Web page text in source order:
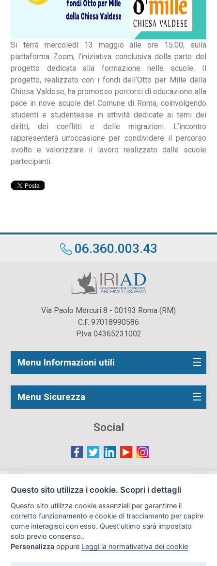
Si terrà mercoledì 13 maggio alle ore 15.00, sulla
piattaforma Zoom, l’iniziativa conclusiva della parte del
progetto dedicata alla formazione nelle scuole. Il
progetto, realizzato con i fondi dell’Otto per Mille della
Chiesa Valdese, ha promosso percorsi di educazione alla
pace in nove scuole del Comune di Roma, coinvolgendo
studenti e studentesse in attività dedicate ai temi dei
diritti, dei conflitti e delle migrazioni. L’incontro
rappresenterà un’occasione per condividere il percorso
svolto e valorizzare il lavoro realizzato dalle scuole
partecipanti.
06.360.003.43
Via Paolo Mercuri 8 - 00193 Roma (RM)
C.F. 97018990586
P.Iva 04365231002
Menu Informazioni utili
Menu Sicurezza
Social
Le immagini presenti nel sito sono in parte reperite da
gli autori o i soggetti ritratti fossero contrari al loro utilizzo
in questa sede, l'Istituto, ove opportuno, provvederà a
rimuoverle previa richiesta all'indirizzo email:
info@archiviodisarmo.it
Questo sito utilizza i cookie. Scopri i dettagli
Questo sito utilizza cookie essenziali per garantirne il
corretto funzionamento e cookie di tracciamento per capire
come interagisci con esso. Quest'ultimo sarà impostato
solo previo consenso..
Personalizza oppure Leggi la normativativa dei cookie